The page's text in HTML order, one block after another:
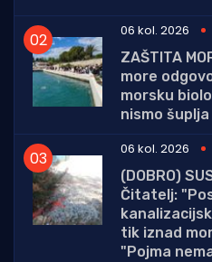
06 kol. 2026
ZAŠTITA
more
morsku
nismo
06 kol. 2026
(DOBRO)
Čitatelj:
tik iznad
"Pojma